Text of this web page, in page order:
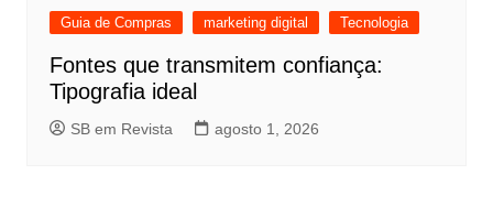
Guia de Compras marketing digital Tecnologia
Fontes que transmitem confiança:
Tipografia ideal
SB em Revista agosto 1, 2026